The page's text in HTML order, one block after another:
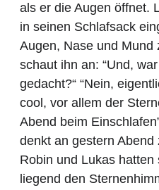
als er die Augen öffnet.
in seinen Schlafsack
Augen, Nase und Mund
schaut ihn an: “Und,
gedacht?“ “Nein,
cool, vor allem der
Abend beim
denkt an gestern
Robin und Lukas
liegend den